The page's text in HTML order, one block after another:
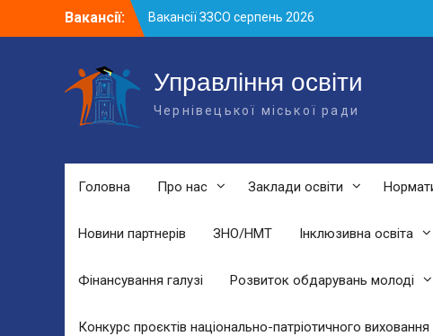
Вакансії:
Вакансії ЗЗСО серпень 2026
Вакансії ЗЗСО червень 2026
підрозділах ЗЗСО станом на 01.08.2026
р.Управління освіти
Чернівецької міської ради
Головна Про нас Заклади освіти
Новини партнерів ЗНО/НМТ Інклюзивна освіта
Фінансування галузі Розвиток обдарувань молоді
Конкурс проєктів національно-патріотичного виховання